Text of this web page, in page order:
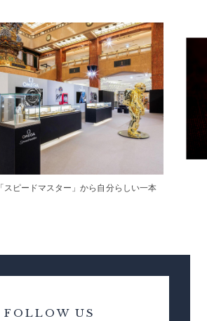
スピードマスター」から自分らしい一本
FOLLOW US